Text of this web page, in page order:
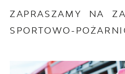
ZAPRASZAMY NA
SPORTOWO-